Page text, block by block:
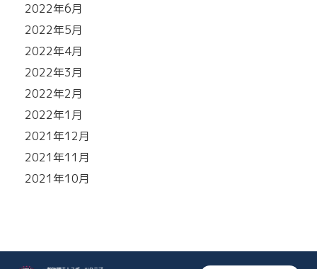
2022年6月
2022年5月
2022年4月
2022年3月
2022年2月
2022年1月
2021年12月
2021年11月
2021年10月